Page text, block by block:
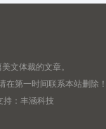
文体裁的文章。
第一时间联系本站删除！
： 丰涵科技